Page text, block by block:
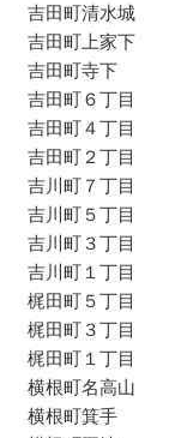
吉田町清水城
吉田町上家下
吉田町寺下
吉田町６丁目
吉田町４丁目
吉田町２丁目
吉川町７丁目
吉川町５丁目
吉川町３丁目
吉川町１丁目
梶田町５丁目
梶田町３丁目
梶田町１丁目
横根町名高山
横根町箕手